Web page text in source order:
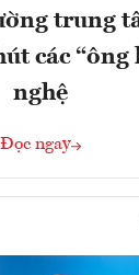
trung
các “ông
nghệ
Đọc ngay